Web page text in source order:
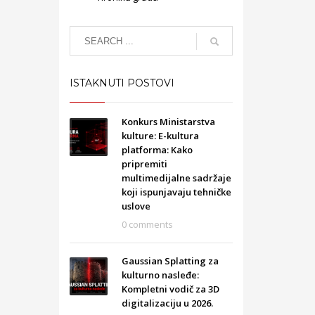
ISTAKNUTI POSTOVI
Konkurs Ministarstva
kulture: E-kultura
platforma: Kako
pripremiti
multimedijalne sadržaje
koji ispunjavaju tehničke
uslove
0 comments
Gaussian Splatting za
kulturno nasleđe:
Kompletni vodič za 3D
digitalizaciju u 2026.